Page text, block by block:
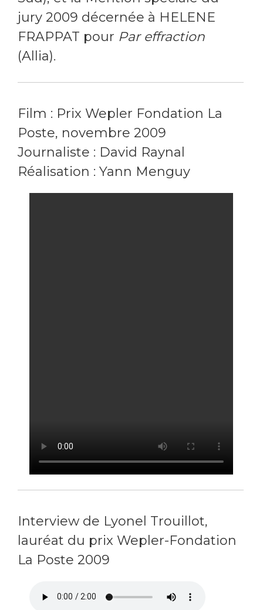
jury 2009 décernée à HELENE
FRAPPAT pour Par effraction
(Allia).
Film : Prix Wepler Fondation La
Poste, novembre 2009
Journaliste : David Raynal
Réalisation : Yann Menguy
Interview de Lyonel Trouillot,
lauréat du prix Wepler-Fondation
La Poste 2009